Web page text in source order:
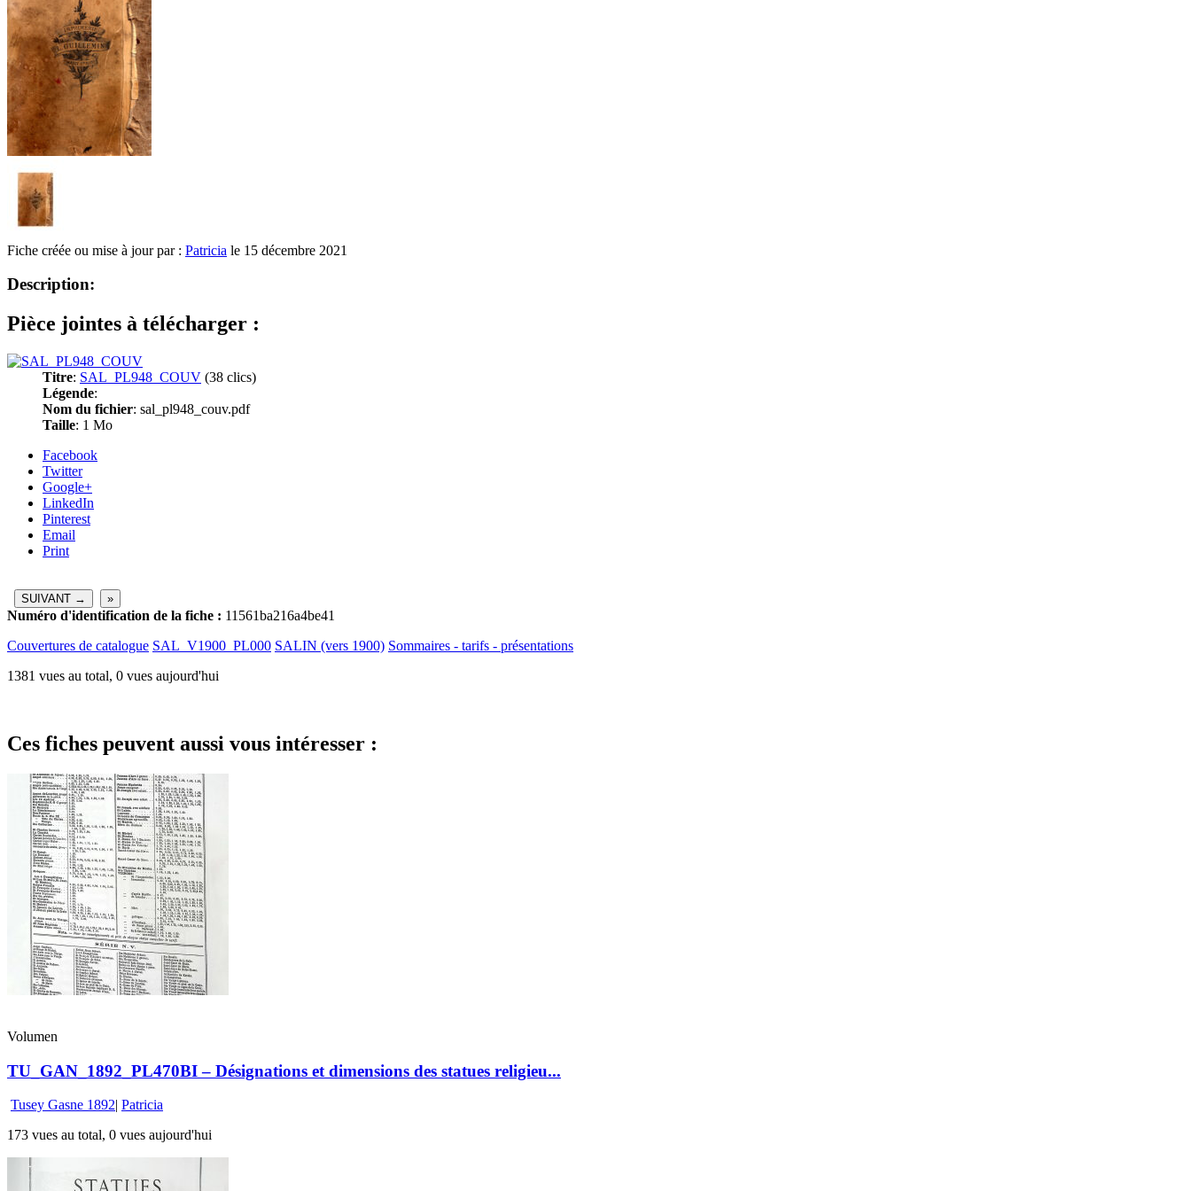
Fiche créée ou mise à jour par : Patricia le 15 décembre 2021
Description:
Pièce jointes à télécharger :
Titre: SAL_PL948_COUV (38 clics)
Légende:
Nom du fichier: sal_pl948_couv.pdf
Taille: 1 Mo
Facebook
Twitter
Google+
LinkedIn
Pinterest
Email
Print
SUIVANT → »
Numéro d'identification de la fiche : 11561ba216a4be41
Couvertures de catalogue SAL_V1900_PL000 SALIN (vers 1900) Sommaires - tarifs - présentations
1381 vues au total, 0 vues aujourd'hui
Ces fiches peuvent aussi vous intéresser :
Volumen
TU_GAN_1892_PL470BI – Désignations et dimensions des statues religieu...
Tusey Gasne 1892| Patricia
173 vues au total, 0 vues aujourd'hui